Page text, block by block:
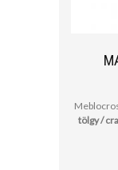
tölgy /